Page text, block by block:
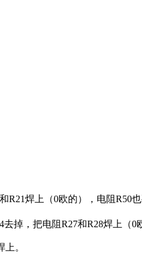
R21焊上（0欧的），电阻R50
掉，把电阻R27和R28焊上（0
。